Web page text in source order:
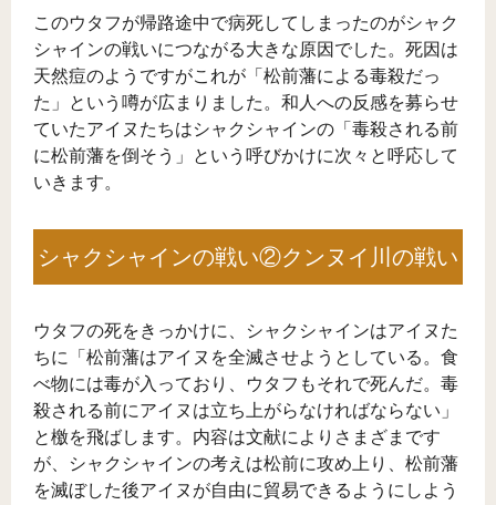
このウタフが帰路途中で病死してしまったのがシャク
シャインの戦いにつながる大きな原因でした。死因は
天然痘のようですがこれが「松前藩による毒殺だっ
た」という噂が広まりました。和人への反感を募らせ
ていたアイヌたちはシャクシャインの「毒殺される前
に松前藩を倒そう」という呼びかけに次々と呼応して
いきます。
シャクシャインの戦い②クンヌイ川の戦い
ウタフの死をきっかけに、シャクシャインはアイヌた
ちに「松前藩はアイヌを全滅させようとしている。食
べ物には毒が入っており、ウタフもそれで死んだ。毒
殺される前にアイヌは立ち上がらなければならない」
と檄を飛ばします。内容は文献によりさまざまです
が、シャクシャインの考えは松前に攻め上り、松前藩
を滅ぼした後アイヌが自由に貿易できるようにしよう